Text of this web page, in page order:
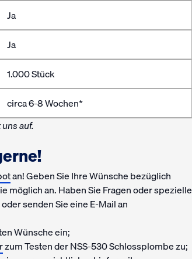
Ja
Ja
1.000 Stück
circa 6-8 Wochen*
auf.
an! Geben Sie Ihre Wünsche bezüglich
möglich an. Haben Sie Fragen oder spezielle
senden Sie eine E-Mail an
Wünsche ein;
zum Testen der NSS-530 Schlossplombe zu;